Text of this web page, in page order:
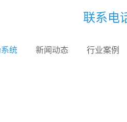
联系电
系统 新闻动态 行业案例